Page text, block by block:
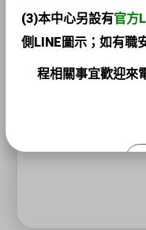
(3)本中心另設有官方
側LINE圖示；如有職
程相關事宜歡迎來